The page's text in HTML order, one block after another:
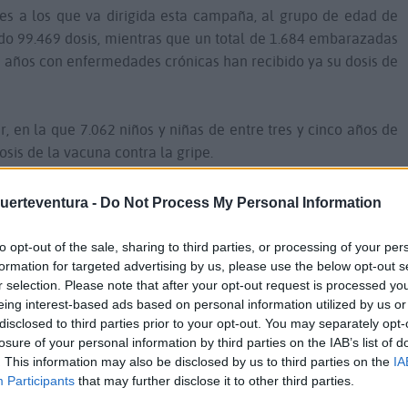
- Do Not Process My Personal Information
opt-out of the sale, sharing to third parties, or processing of your
for targeted advertising by us, please use the below opt-out
selection. Please note that after your opt-out request is processed
interest-based ads based on personal information utilized by us
to third parties prior to your opt-out. You may separately
of your personal information by third parties on the IAB’s list of
This information may also be disclosed by us to third parties on the
Participants that may further disclose it to other third parties.
a los que va dirigida esta campaña, al grupo de edad de
99.469 dosis, mientras que un total de 1.684 embarazadas
con enfermedades crónicas han recibido ya su dosis de
en la que 7.062 niños y niñas de entre tres y cinco años de
de la vacuna contra la gripe.
se pone el énfasis en recomendar la vacunación entre
con animales, en especial con aves, como medida de
expansión de la gripe aviar en Canarias, tal y como ha
informaciónGRATISde Fuerteventura y Canarias
de whatsApp, que no es un chat y no se puede
información y videos de la isla,apuntarse al